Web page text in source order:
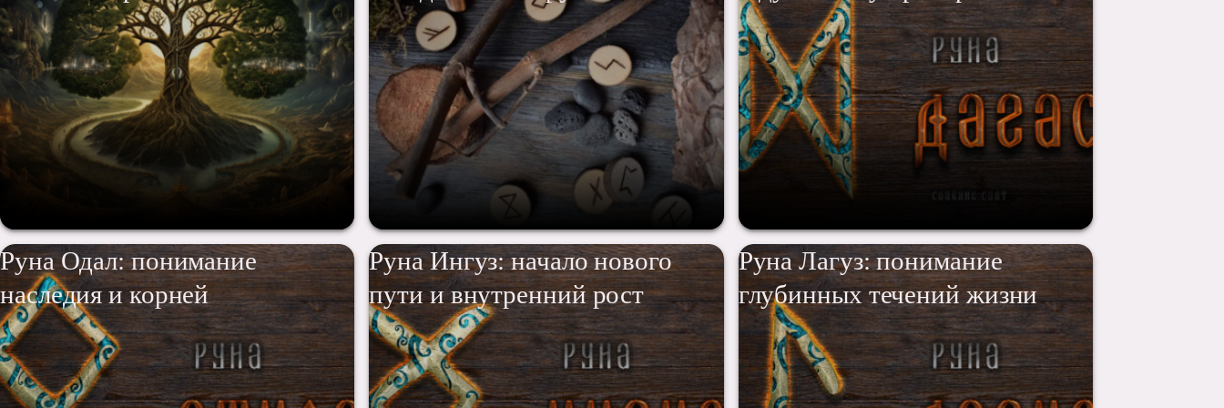
Руна Одал: понимание
наследия и корней
Руна Ингуз: начало нового
пути и внутренний рост
Руна Лагуз: понимание
глубинных течений жизни